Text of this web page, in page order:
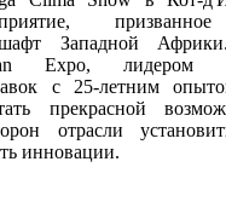
, призванное
Западной Африки.
Expo, лидером
с 25-летним
прекрасной
отрасли
инновации.